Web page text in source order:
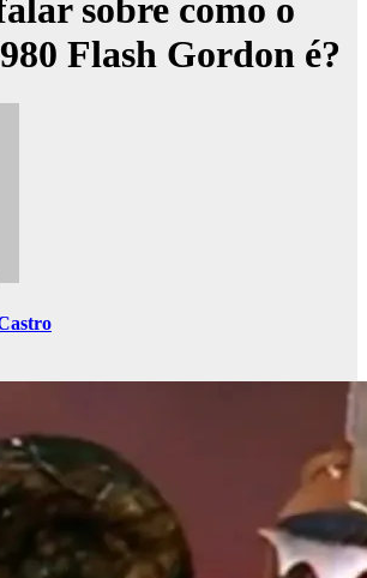
sobre como o
Flash Gordon é?